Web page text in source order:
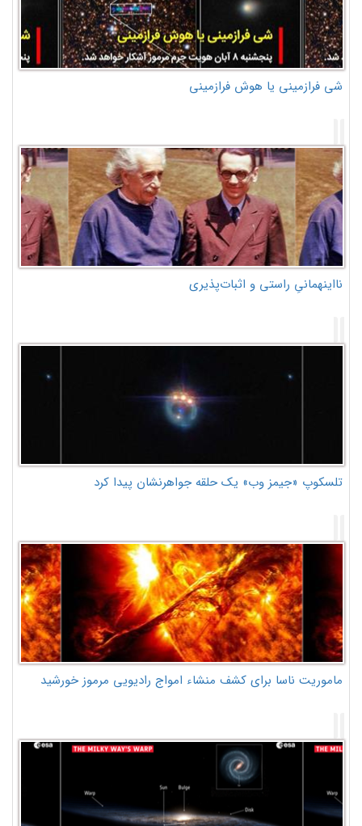
شی فرازمینی یا هوش فرازمینی
نااینهمانیِ راستی و اثبات‌پذیری
تلسکوپ «جیمز وب» یک حلقه جواهرنشان پیدا کرد
ماموریت ناسا برای کشف منشاء امواج رادیویی مرموز خورشید